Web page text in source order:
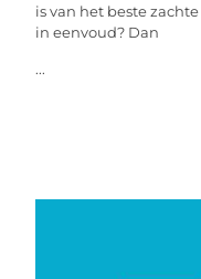
is van het beste
in eenvoud? Dan
...